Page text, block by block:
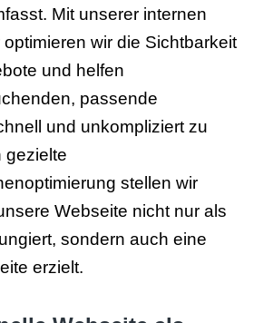
Mit unserer internen
wir die Sichtbarkeit
und helfen
passende
und unkompliziert zu
gezielte
stellen wir
Webseite nicht nur als
sondern auch eine
erzielt.